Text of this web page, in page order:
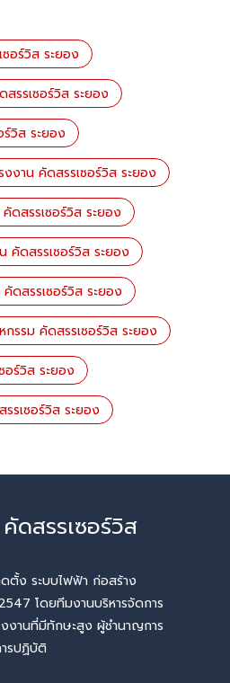
อร์วิส ระยอง
รรเซอร์วิส ระยอง
วิส ระยอง
งาน คัดสรรเซอร์วิส ระยอง
ดสรรเซอร์วิส ระยอง
คัดสรรเซอร์วิส ระยอง
ดสรรเซอร์วิส ระยอง
รรม คัดสรรเซอร์วิส ระยอง
อร์วิส ระยอง
รเซอร์วิส ระยอง
ดสรรเซอร์วิส
ตั้ง ระบบไฟฟ้า ก่อสร้าง
โดยทีมงานบริหารจัดการ
งานที่มีทักษะสูง ผู้ชำนาญการ
รปฏิบัติ